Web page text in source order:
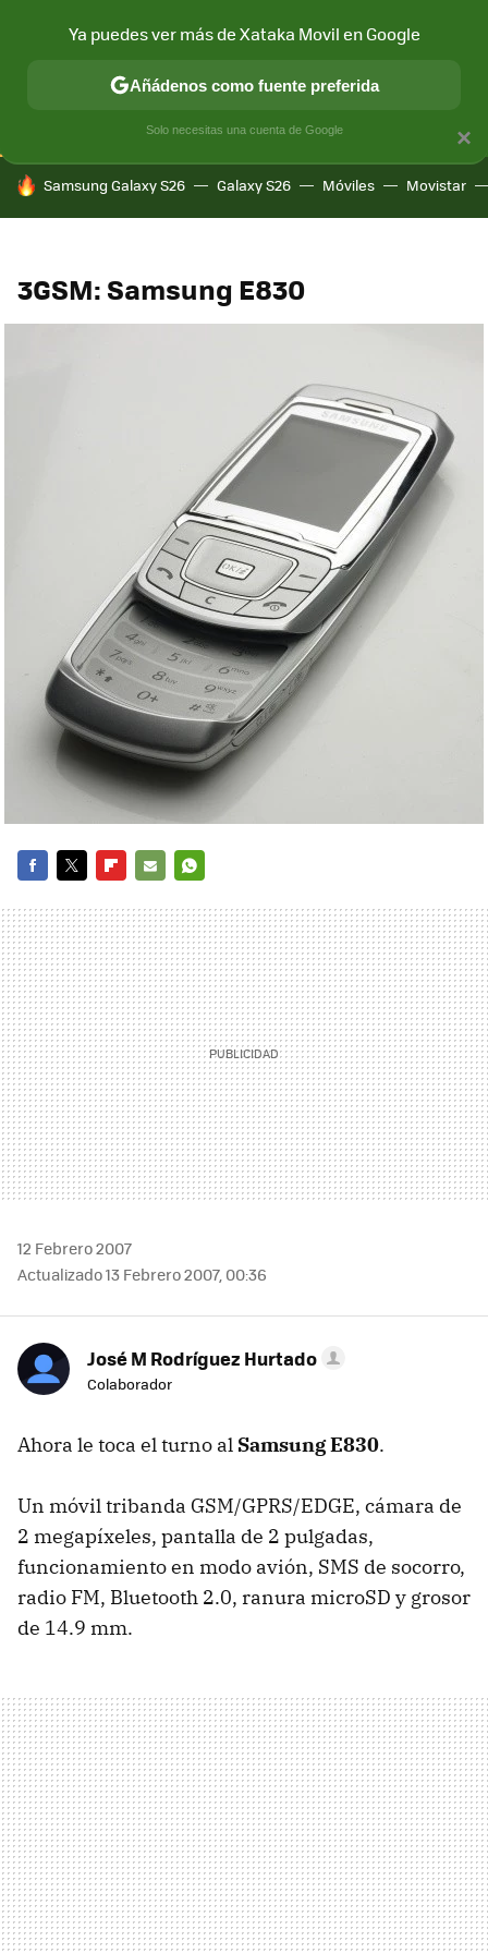
CONECTIVIDAD MÓVIL Y SOCIEDAD APLICACIONES
HOY SE HABLA DE
Samsung Galaxy S26 Galaxy S26 Móviles Movistar
3GSM: Samsung E830
MAIL
12 Febrero 2007
Actualizado 13 Febrero 2007, 00:36
José M Rodríguez Hurtado
Colaborador
Ahora le toca el turno al Samsung E830.
Un móvil tribanda GSM/GPRS/EDGE, cámara de
2 megapíxeles, pantalla de 2 pulgadas,
funcionamiento en modo avión, SMS de socorro,
radio FM, Bluetooth 2.0, ranura microSD y grosor
de 14.9 mm.
×
Ya puedes ver más de Xataka Movil en Google
Añádenos como fuente preferida
Solo necesitas una cuenta de Google